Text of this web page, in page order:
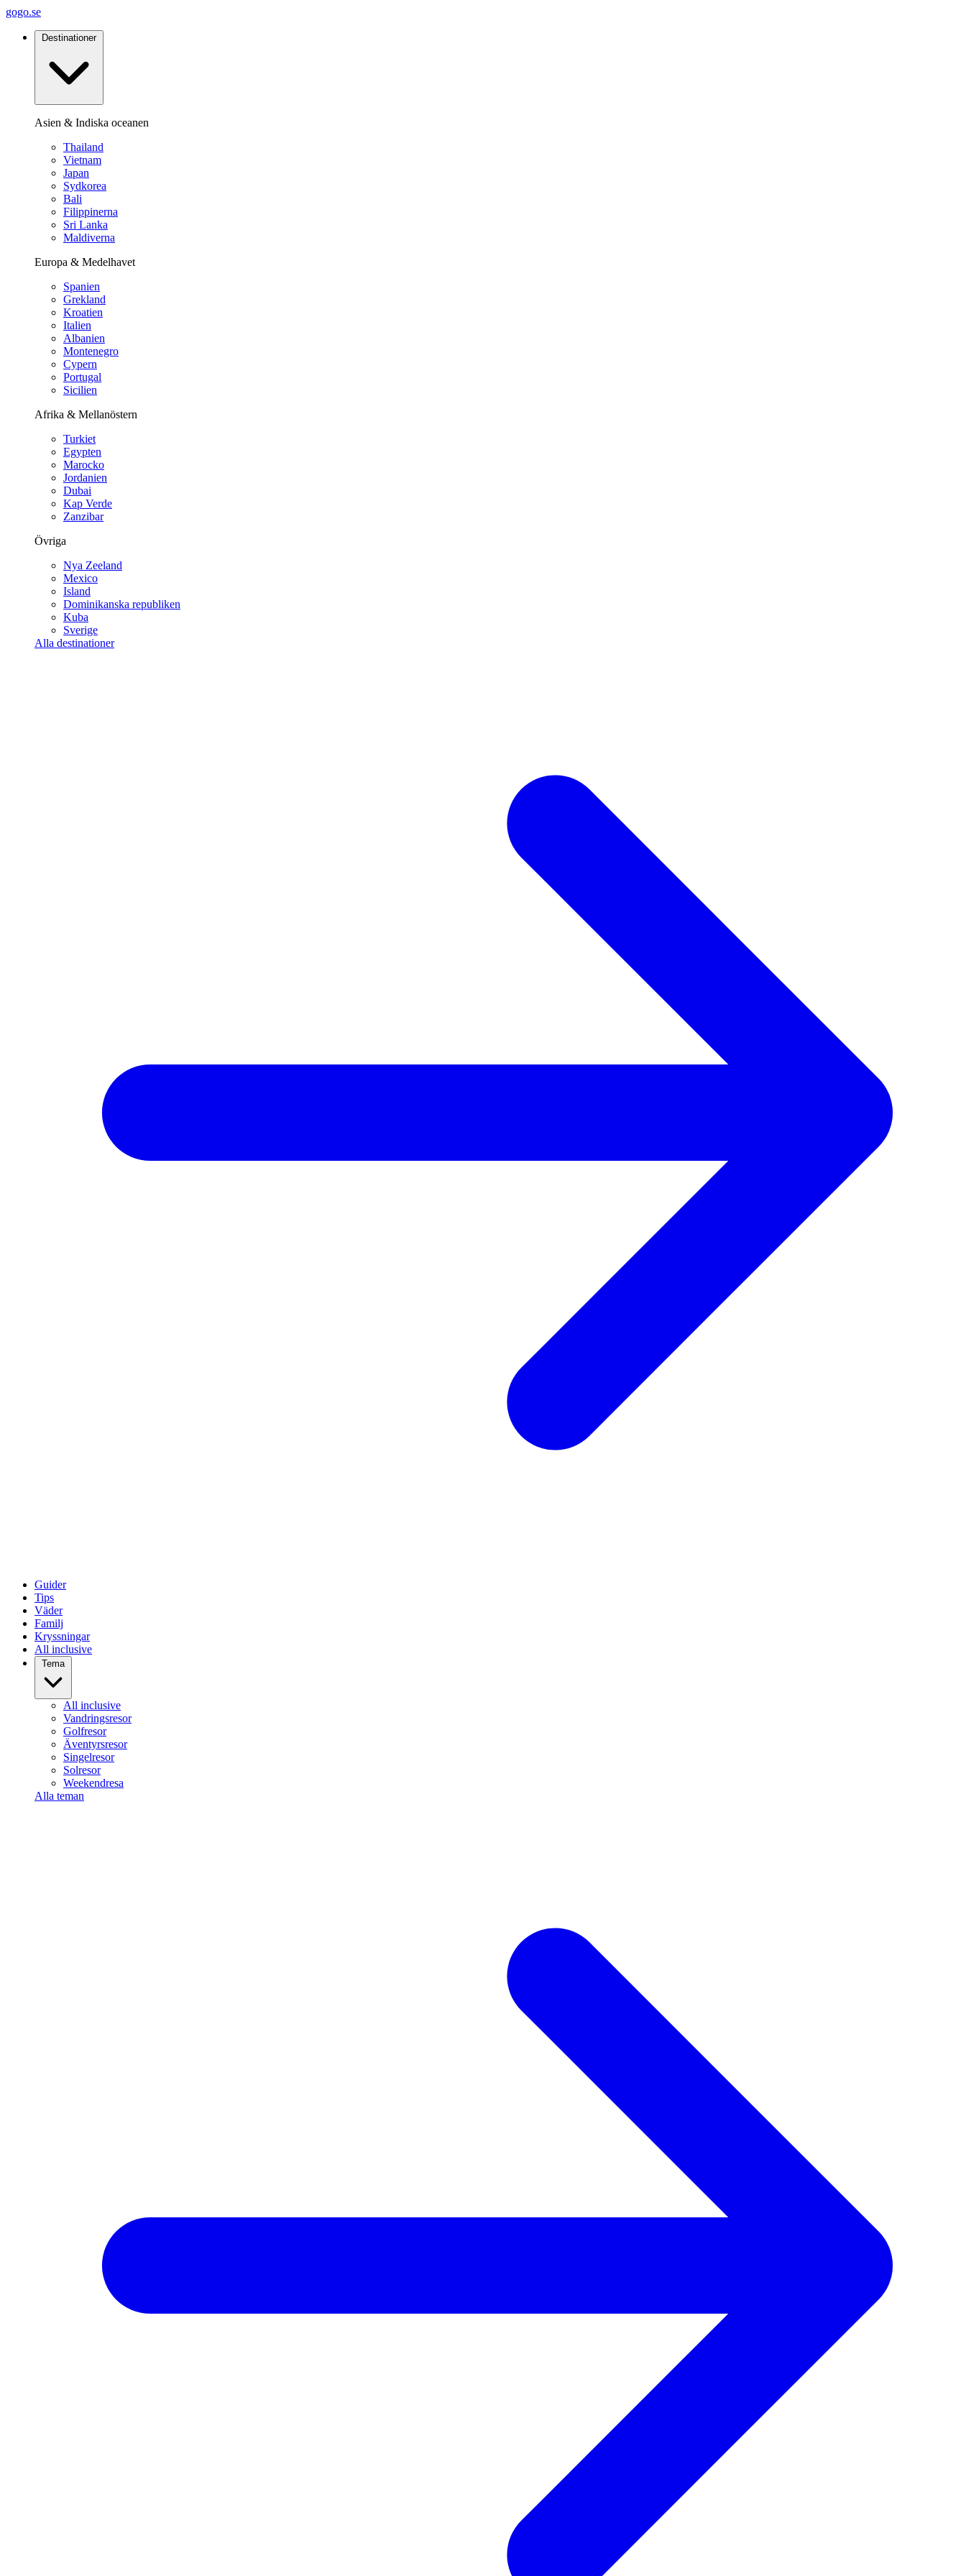
gogo.se
Destinationer
Asien & Indiska oceanen
Thailand
Vietnam
Japan
Sydkorea
Bali
Filippinerna
Sri Lanka
Maldiverna
Europa & Medelhavet
Spanien
Grekland
Kroatien
Italien
Albanien
Montenegro
Cypern
Portugal
Sicilien
Afrika & Mellanöstern
Turkiet
Egypten
Marocko
Jordanien
Dubai
Kap Verde
Zanzibar
Övriga
Nya Zeeland
Mexico
Island
Dominikanska republiken
Kuba
Sverige
Alla destinationer
Guider
Tips
Väder
Familj
Kryssningar
All inclusive
Tema
All inclusive
Vandringsresor
Golfresor
Äventyrsresor
Singelresor
Solresor
Weekendresa
Alla teman